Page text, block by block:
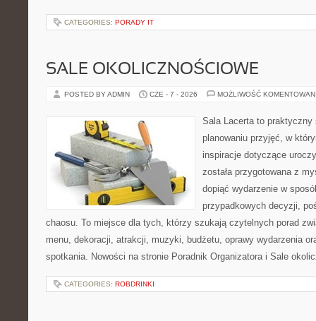
CATEGORIES: PORADY IT
SALE OKOLICZNOŚCIOWE
POSTED BY ADMIN CZE - 7 - 2026 MOŻLIWOŚĆ
Sala Lacerta to praktyczny
planowaniu przyjęć, w
inspiracje dotyczące
została przygotowana z
dopiąć wydarzenie w
przypadkowych decyzji,
chaosu. To miejsce dla tych, którzy szukają czytelnych porad
menu, dekoracji, atrakcji, muzyki, budżetu, oprawy wydarzenia
spotkania. Nowości na stronie Poradnik Organizatora i Sale
CATEGORIES: ROBDRINKI